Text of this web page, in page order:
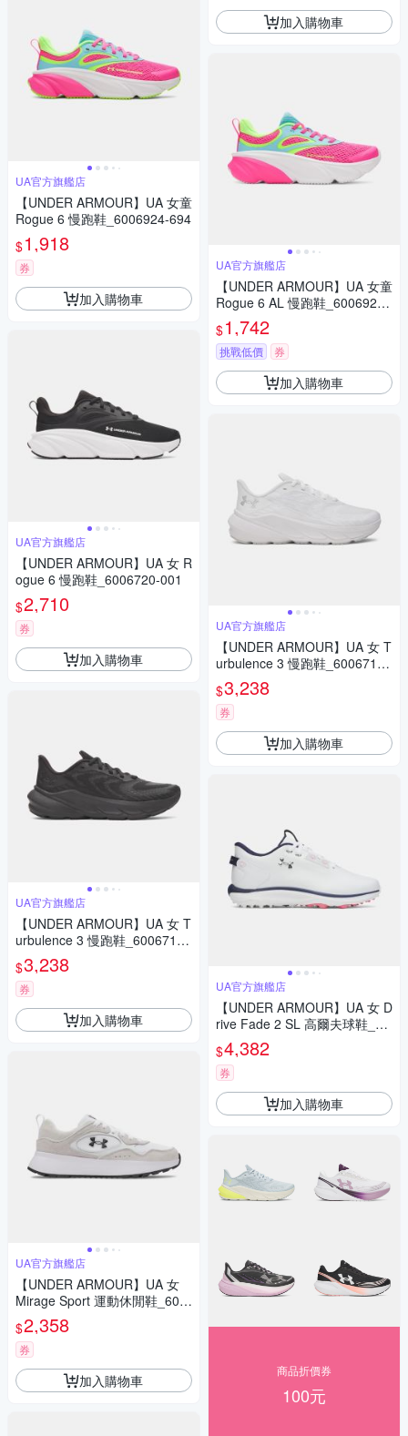
UA官方旗艦店
【UNDER ARMOUR】UA 女童
Rogue 6 慢跑鞋_6006924-694
$1,918
券
加入購物車
UA官方旗艦店
【UNDER ARMOUR】UA 女 R
ogue 6 慢跑鞋_6006720-001
$2,710
券
加入購物車
UA官方旗艦店
【UNDER ARMOUR】UA 女 T
urbulence 3 慢跑鞋_6006718-
002
$3,238
券
加入購物車
UA官方旗艦店
【UNDER ARMOUR】UA 女
Mirage Sport 運動休閒鞋_600
5798-101
$2,358
券
加入購物車
加入購物車
UA官方旗艦店
【UNDER ARMOUR】UA 女童
Rogue 6 AL 慢跑鞋_6006923-
694
$1,742
挑戰低價 券
加入購物車
UA官方旗艦店
【UNDER ARMOUR】UA 女 T
urbulence 3 慢跑鞋_6006718-
100
$3,238
券
加入購物車
UA官方旗艦店
【UNDER ARMOUR】UA 女 D
rive Fade 2 SL 高爾夫球鞋_60
06137-100
$4,382
券
加入購物車
商品折價券
100元